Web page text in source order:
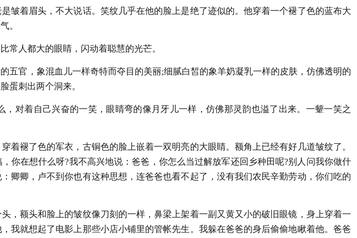
着眉头，不大说话。笑纹几乎在他的脸上是绝了迹似的。他穿着一个褪了色的蓝布大
。
人都大的眼睛，闪动着聪慧的光芒。
官，象混血儿一样奇特而夺目的美丽;细腻白皙的象羊奶凝乳一样的皮肤，仿佛透明的
蛋刺出两个洞来。
着自己兴奋的一笑，眼睛弯的像月牙儿一样，仿佛那灵韵也溢了出来。一颦一笑之
褪了色的军衣，古铜色的脸上嵌着一双明亮的大眼睛。额角上已经有好几道皱纹了。
你在想什么呀?我不高兴地说：爸爸，你怎么当过解放军还回乡种田呢?别人问我你做什
卿卿，卢不到你也有这种思想，连爸爸也看不起了，没有我们农民辛勤劳动，你们吃的
额头和脸上的皱纹像刀刻的一样，鼻梁上架着一副又黄又小的破旧眼镜，身上穿着一
我就想起了电影上那些小店小铺里的管帐先生。我躲在爸爸的身后偷偷地瞅着他。爸爸